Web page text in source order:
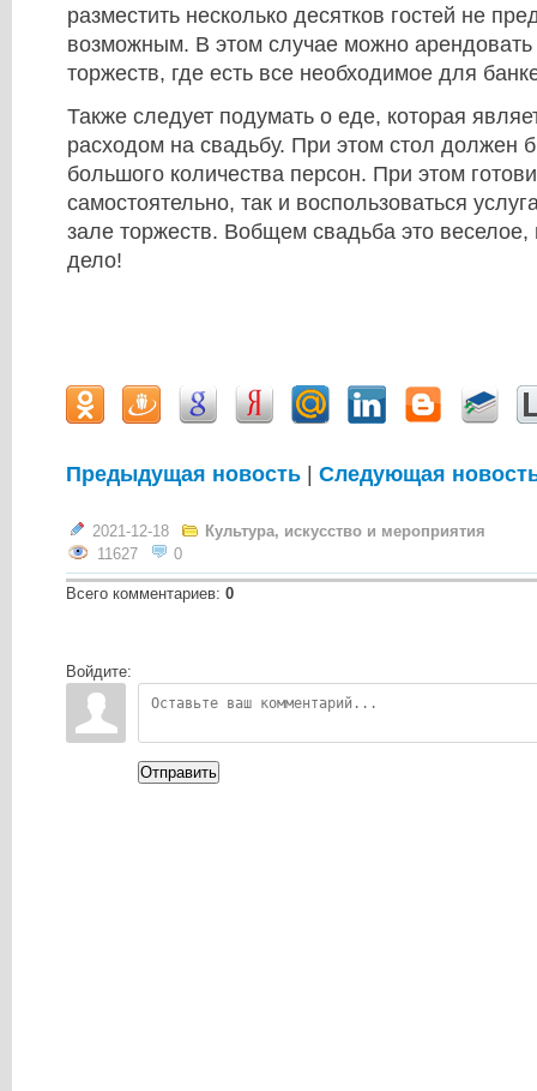
разместить несколько десятков гостей не
возможным. В этом случае можно
торжеств, где есть все необходимое для
Также следует подумать о еде, которая
расходом на свадьбу. При этом стол должен
большого количества персон. При этом
самостоятельно, так и воспользоваться
зале торжеств. Вобщем свадьба это веселое,
дело!
Предыдущая новость | Следующая
2021-12-18
Культура, искусство и мероприятия
11627
0
Всего комментариев: 0
Войдите:
Отправить